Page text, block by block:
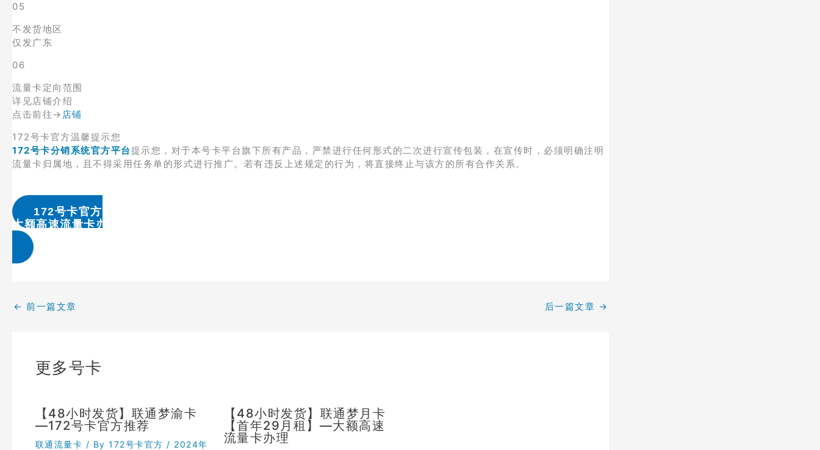
05
不发货地区
仅发广东
06
流量卡定向范围
详见店铺介绍
点击前往→ 店铺
172号卡官方温馨提示您
172号卡分销系统官方平台提示您，对于本号卡平台旗下所有产品，严禁进行任何形式的二次进行宣传包装，在宣传时，必须明确注明
流量卡归属地，且不得采用任务单的形式进行推广。若有违反上述规定的行为，将直接终止与该方的所有合作关系。
172号卡官方
大额高速流量卡办理 & 流量卡代理加盟
← 前一篇文章 后一篇文章 →
更多号卡
【48小时发货】联通梦渝卡
—172号卡官方推荐
联通流量卡 / By 172号卡官方 / 2024年
【48小时发货】联通梦月卡
【首年29月租】—大额高速
流量卡办理